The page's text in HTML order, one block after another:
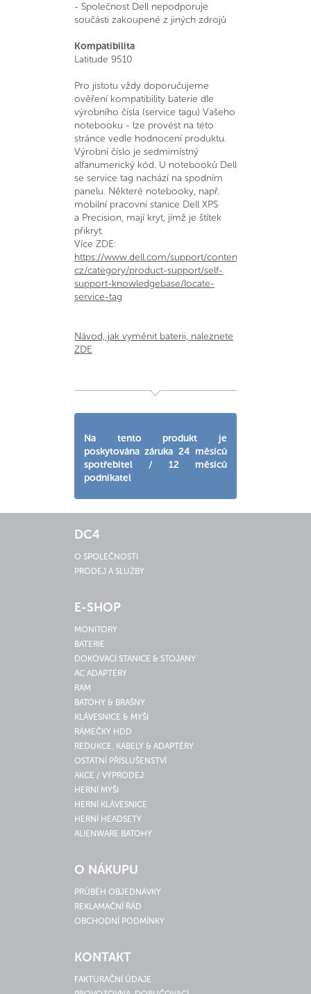
- Společnost Dell nepodporuje
součásti zakoupené z jiných zdrojů
Kompatibilita
Latitude 9510
Pro jistotu vždy doporučujeme
ověření kompatibility baterie dle
výrobního čísla (service tagu) Vašeho
notebooku - lze provést na této
stránce vedle hodnocení produktu.
Výrobní číslo je sedmimístný
alfanumerický kód. U notebooků Dell
se service tag nachází na spodním
panelu. Některé notebooky, např.
mobilní pracovní stanice Dell XPS
a Precision, mají kryt, jímž je štítek
přikryt.
Více ZDE:
https://www.dell.com/support/contents/cs-
cz/category/product-support/self-
support-knowledgebase/locate-
service-tag
Návod, jak vyměnit baterii, naleznete
ZDE
Na tento produkt je
poskytována záruka 24 měsíců
spotřebitel / 12 měsíců
podnikatel
DC4
O SPOLEČNOSTI
PRODEJ A SLUŽBY
E-SHOP
MONITORY
BATERIE
DOKOVACÍ STANICE & STOJANY
AC ADAPTÉRY
RAM
BATOHY & BRAŠNY
KLÁVESNICE & MYŠI
RÁMEČKY HDD
REDUKCE, KABELY & ADAPTÉRY
OSTATNÍ PŘÍSLUŠENSTVÍ
AKCE / VÝPRODEJ
HERNÍ MYŠI
HERNÍ KLÁVESNICE
HERNÍ HEADSETY
ALIENWARE BATOHY
O NÁKUPU
PRŮBĚH OBJEDNÁVKY
REKLAMAČNÍ ŘÁD
OBCHODNÍ PODMÍNKY
KONTAKT
FAKTURAČNÍ ÚDAJE